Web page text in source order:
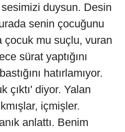
duysun. Desin
senin çocuğunu
çocuk mu suçlu, vuran
sürat yaptığını
hatırlamıyor.
çıktı' diyor. Yalan
içmişler.
anlattı. Benim